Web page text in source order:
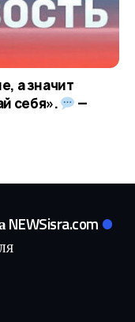
а значит
себя».
—